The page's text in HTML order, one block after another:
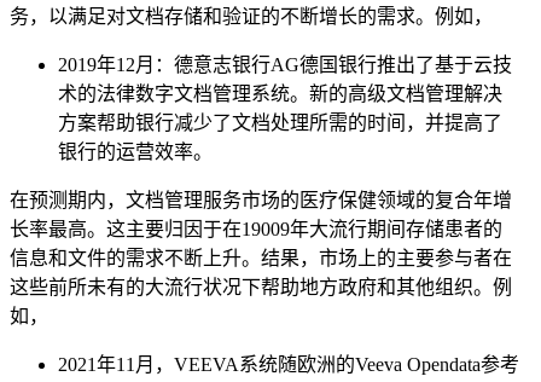
务，以满足对文档存储和验证的不断增长的需求。例如，
2019年12月：德意志银行AG德国银行推出了基于云技
术的法律数字文档管理系统。新的高级文档管理解决
方案帮助银行减少了文档处理所需的时间，并提高了
银行的运营效率。
在预测期内，文档管理服务市场的医疗保健领域的复合年增
长率最高。这主要归因于在19009年大流行期间存储患者的
信息和文件的需求不断上升。结果，市场上的主要参与者在
这些前所未有的大流行状况下帮助地方政府和其他组织。例
如，
2021年11月，VEEVA系统随欧洲的Veeva Opendata参考